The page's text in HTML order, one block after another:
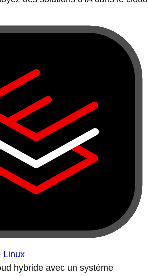
Linux
hybride avec un système